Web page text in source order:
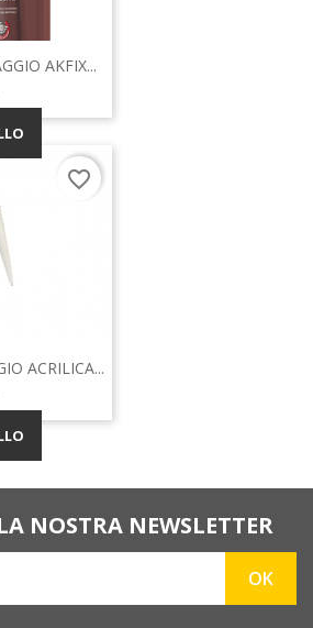
AKFIX...
ACRILICA...
favorite_border
NOSTRA NEWSLETTER